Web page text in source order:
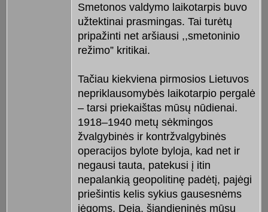
Smetonos valdymo laikotarpis buvo
užtektinai prasmingas. Tai turėtų
pripažinti net aršiausi ,,smetoninio
režimo” kritikai.
Tačiau kiekviena pirmosios Lietuvos
nepriklausomybės laikotarpio pergalė
– tarsi priekaištas mūsų nūdienai.
1918–1940 metų sėkmingos
žvalgybinės ir kontržvalgybinės
operacijos bylote byloja, kad net ir
negausi tauta, patekusi į itin
nepalankią geopolitinę padėtį, pajėgi
priešintis kelis sykius gausesnėms
jėgoms. Deja, šiandieninės mūsų